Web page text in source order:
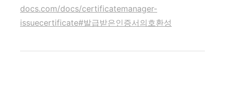
docs.com/docs/certificatemanager-
issuecertificate#발급받은인증서의호환성